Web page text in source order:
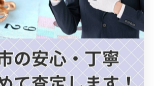
グッチショルダーバッグ
ホワイトゴールドアクセサリー
ゴールドジュエリー ブランドバッグ買取
モノグラムトリヨン 記念メダル